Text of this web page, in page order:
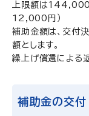
上限額は144,000
12,000円）
補助金額は、交付
額とします。
繰上げ償還による
補助金の交付